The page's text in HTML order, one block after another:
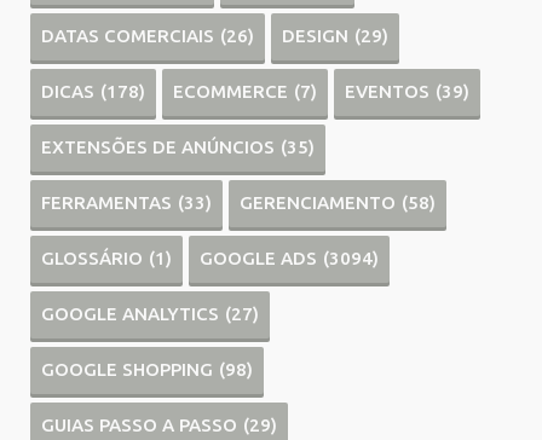
DATAS COMERCIAIS (26) DESIGN (29)
DICAS (178) ECOMMERCE (7) EVENTOS (39)
EXTENSÕES DE ANÚNCIOS (35)
FERRAMENTAS (33) GERENCIAMENTO (58)
GLOSSÁRIO (1) GOOGLE ADS (3094)
GOOGLE ANALYTICS (27)
GOOGLE SHOPPING (98)
GUIAS PASSO A PASSO (29)